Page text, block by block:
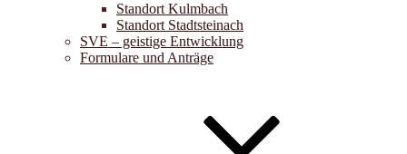
Standort Kulmbach
Standort Stadtsteinach
SVE – geistige Entwicklung
Formulare und Anträge